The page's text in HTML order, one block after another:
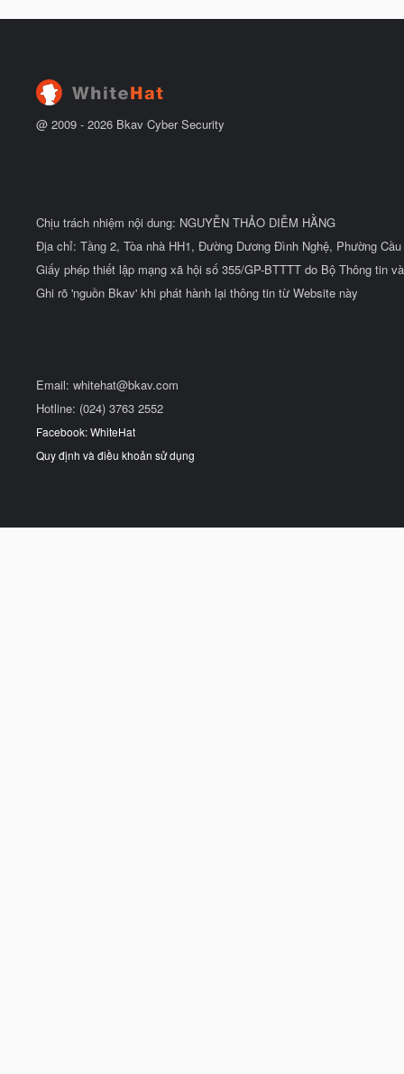
@ 2009 - 2026 Bkav Cyber Security
Chịu trách nhiệm nội dung: NGUYỄN THẢO DIỄM HẰNG
Địa chỉ: Tầng 2, Tòa nhà HH1, Đường Dương Đình Nghệ, Phường
Giấy phép thiết lập mạng xã hội số 355/GP-BTTTT do Bộ Thông tin
Ghi rõ 'nguồn Bkav' khi phát hành lại thông tin từ Website này
Email: whitehat@bkav.com
Hotline: (024) 3763 2552
Facebook: WhiteHat
Quy định và điều khoản sử dụng